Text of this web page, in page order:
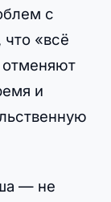
с
«всё
и
— не